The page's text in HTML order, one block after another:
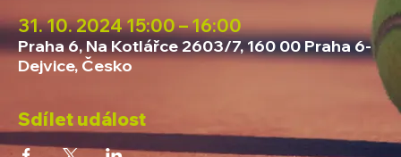
31. 10. 2024 15:00 – 16:00
Praha 6, Na Kotlářce 2603/7, 160 00 Praha 6-
Dejvice, Česko
Sdílet událost